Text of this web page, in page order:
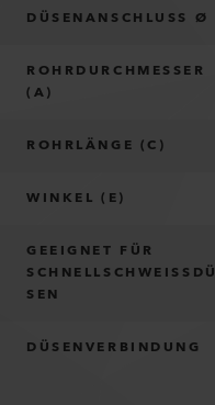
DÜSENANSCHLUSS Ø
ROHRDURCHMESSER
(A)
ROHRLÄNGE (C)
WINKEL (E)
GEEIGNET FÜR
SCHNELLSCHWEISSDÜ
SEN
DÜSENVERBINDUNG